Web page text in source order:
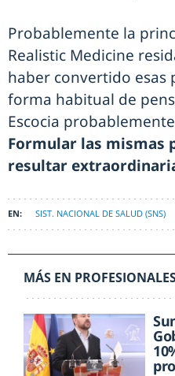
Probablemente la
Realistic Medicine
haber convertido esas
forma habitual de
Escocia
Formular las mismas
resultar
SIST. NACIONAL DE SALUD (SNS)
MÁS EN